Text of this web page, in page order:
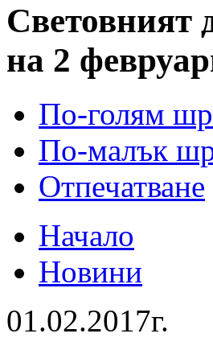
Световният
на 2
По-голям
По-малък
Отпечатване
Начало
Новини
01.02.2017г.